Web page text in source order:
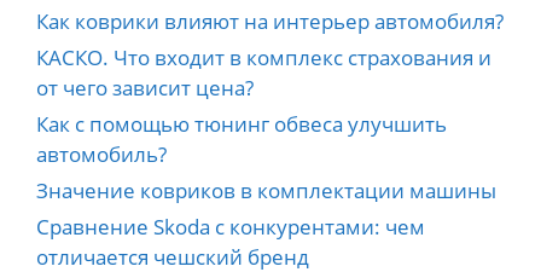
Как коврики влияют на интерьер автомобиля?
КАСКО. Что входит в комплекс страхования и
от чего зависит цена?
Как с помощью тюнинг обвеса улучшить
автомобиль?
Значение ковриков в комплектации машины
Сравнение Skoda с конкурентами: чем
отличается чешский бренд